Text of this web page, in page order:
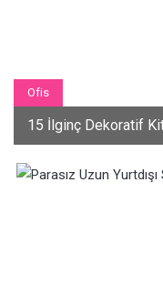
Ofis
15 İlginç Dekoratif